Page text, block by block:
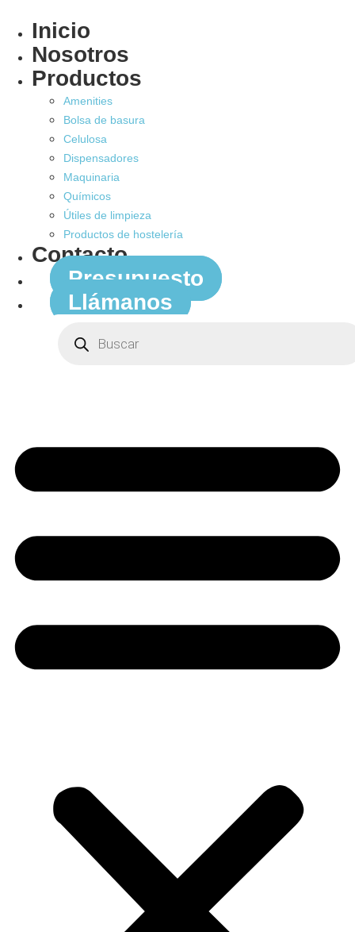
Inicio
Nosotros
Productos
Amenities
Bolsa de basura
Celulosa
Dispensadores
Maquinaria
Químicos
Útiles de limpieza
Productos de hostelería
Contacto
Presupuesto
Llámanos